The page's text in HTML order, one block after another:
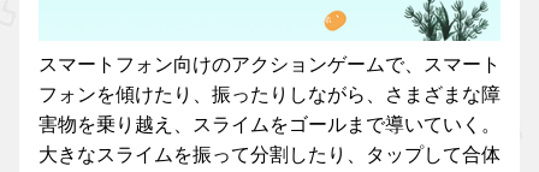
スマートフォン向けのアクションゲームで、スマート
フォンを傾けたり、振ったりしながら、さまざまな障
害物を乗り越え、スライムをゴールまで導いていく。
大きなスライムを振って分割したり、タップして合体